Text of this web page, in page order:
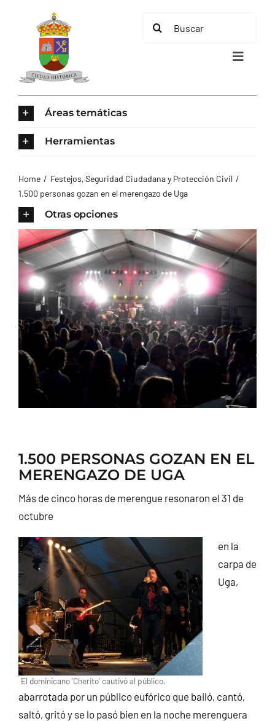
contenido
Buscar:
Toggle
AYUNTAMIENTO
TURISMO
CONTACTO
Áreas temáticas
Herramientas
Home Festejos Seguridad Ciudadana y Protección Civil
1.500 personas gozan en el merengazo de Uga
Otras opciones
1.500 PERSONAS GOZAN EN EL
MERENGAZO DE UGA
Más de cinco horas de merengue resonaron el 31 de
octubre
El dominicano 'Cherito' cautivó al público.
en la
carpa de
Uga,
abarrotada por un público eufórico que bailó, cantó,
saltó, gritó y se lo pasó bien en la noche merenguera